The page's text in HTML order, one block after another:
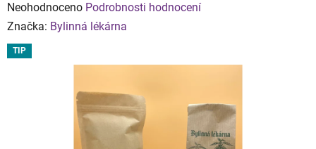
Průměrné
hodnocení
produktu
Neohodnoceno Podrobnosti hodnocení
Značka: Bylinná lékárna
TIP